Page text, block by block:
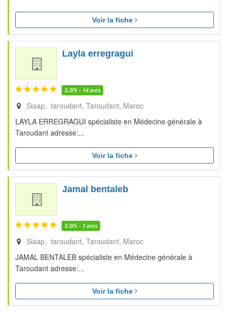
Voir la fiche
Layla erregragui
5.0/5 - 14avis
Siaap, taroudant Taroudant Maroc
LAYLA ERREGRAGUI spécialiste en Médecine générale à
Taroudant adresse:...
Voir la fiche
Jamal bentaleb
5.0/5 - 1 avis
Siaap, taroudant Taroudant Maroc
JAMAL BENTALEB spécialiste en Médecine générale à
Taroudant adresse:...
Voir la fiche